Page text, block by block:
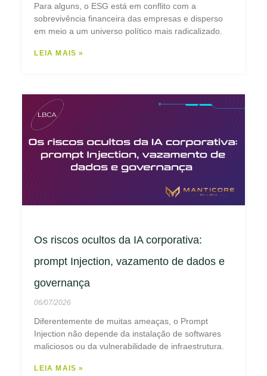
Para alguns, o ESG está em conflito com a
sobrevivência financeira das empresas e disperso
em meio a um universo político mais radicalizado.
LEIA MAIS »
Os riscos ocultos da IA corporativa:
prompt Injection, vazamento de dados e
governança
06/07/2026
Diferentemente de muitas ameaças, o Prompt
Injection não depende da instalação de softwares
maliciosos ou da vulnerabilidade de infraestrutura.
LEIA MAIS »